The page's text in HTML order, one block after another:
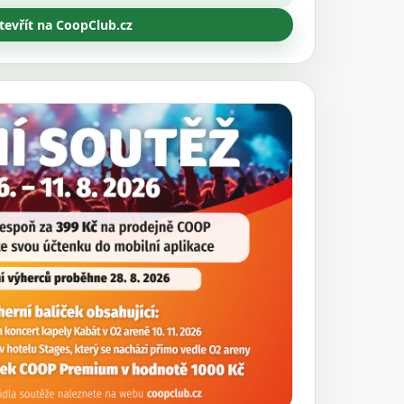
na CoopClub.cz